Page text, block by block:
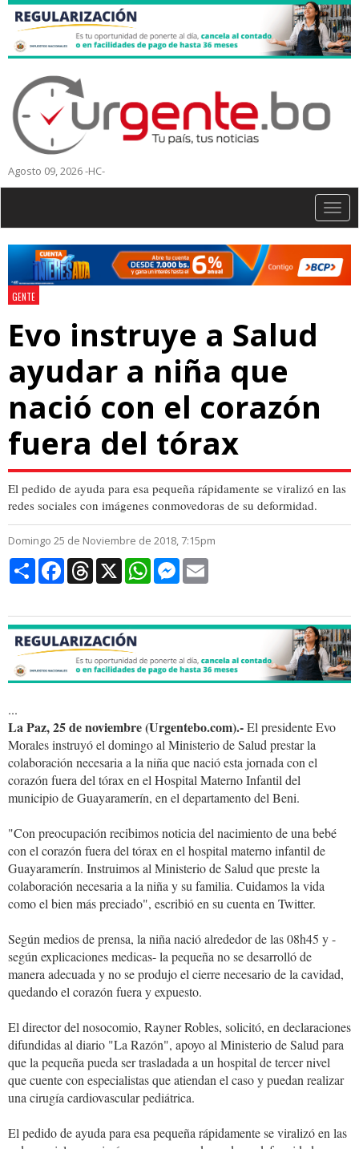
Agosto 09, 2026 -HC-
GENTE
Evo instruye a Salud
ayudar a niña que
nació con el corazón
fuera del tórax
El pedido de ayuda para esa pequeña rápidamente se viralizó en las
redes sociales con imágenes conmovedoras de su deformidad.
Domingo 25 de Noviembre de 2018, 7:15pm
CompartirFacebookThreads
X WhatsAppMessenger
...
La Paz, 25 de noviembre (Urgentebo.com).-El presidente Evo
Morales instruyó el domingo al Ministerio de Salud prestar la
colaboración necesaria a la niña que nació esta jornada con el
corazón fuera del tórax en el Hospital Materno Infantil del
municipio de Guayaramerín, en el departamento del Beni.
"Con preocupación recibimos noticia del nacimiento de una bebé
con el corazón fuera del tórax en el hospital materno infantil de
Guayaramerín. Instruimos al Ministerio de Salud que preste la
colaboración necesaria a la niña y su familia. Cuidamos la vida
como el bien más preciado", escribió en su cuenta en Twitter.
Según medios de prensa, la niña nació alrededor de las 08h45 y -
según explicaciones medicas- la pequeña no se desarrolló de
manera adecuada y no se produjo el cierre necesario de la cavidad,
quedando el corazón fuera y expuesto.
El director del nosocomio, Rayner Robles, solicitó, en declaraciones
difundidas al diario "La Razón", apoyo al Ministerio de Salud para
que la pequeña pueda ser trasladada a un hospital de tercer nivel
que cuente con especialistas que atiendan el caso y puedan realizar
una cirugía cardiovascular pediátrica.
El pedido de ayuda para esa pequeña rápidamente se viralizó en las